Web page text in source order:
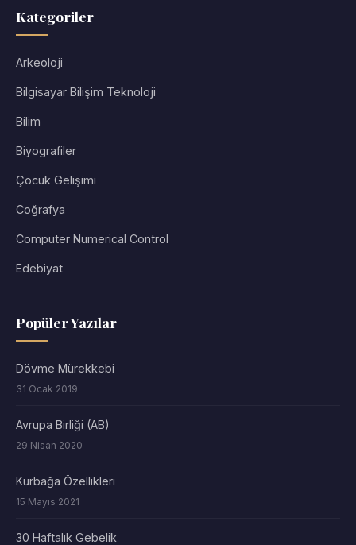
Kategoriler
Arkeoloji
Bilgisayar Bilişim Teknoloji
Bilim
Biyografiler
Çocuk Gelişimi
Coğrafya
Computer Numerical Control
Edebiyat
Popüler Yazılar
Dövme Mürekkebi
31 Ocak 2019
Avrupa Birliği (AB)
29 Nisan 2020
Kurbağa Özellikleri
15 Mayıs 2021
30 Haftalık Gebelik